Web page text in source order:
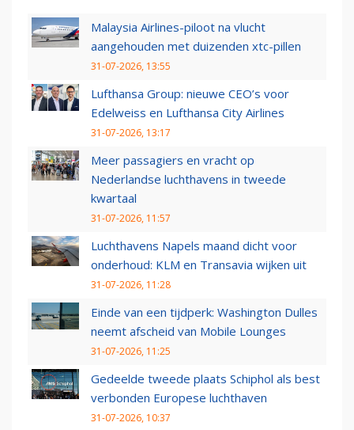
Malaysia Airlines-piloot na vlucht
aangehouden met duizenden xtc-pillen
31-07-2026, 13:55
Lufthansa Group: nieuwe CEO’s voor
Edelweiss en Lufthansa City Airlines
31-07-2026, 13:17
Meer passagiers en vracht op
Nederlandse luchthavens in tweede
kwartaal
31-07-2026, 11:57
Luchthavens Napels maand dicht voor
onderhoud: KLM en Transavia wijken uit
31-07-2026, 11:28
Einde van een tijdperk: Washington Dulles
neemt afscheid van Mobile Lounges
31-07-2026, 11:25
Gedeelde tweede plaats Schiphol als best
verbonden Europese luchthaven
31-07-2026, 10:37